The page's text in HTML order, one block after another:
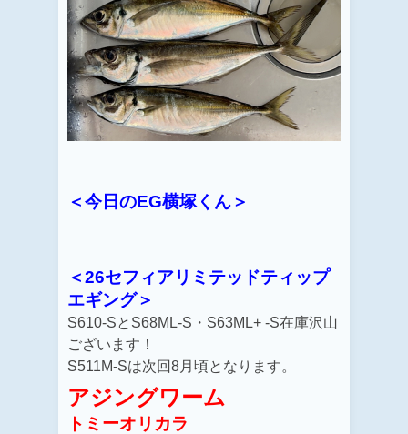
＜今日のEG横塚くん＞
＜26セフィアリミテッドティップ
エギング＞
S610-SとS68ML-S・S63ML+ -S在庫沢山
ございます！
S511M-Sは次回8月頃となります。
アジングワーム
トミーオリカラ